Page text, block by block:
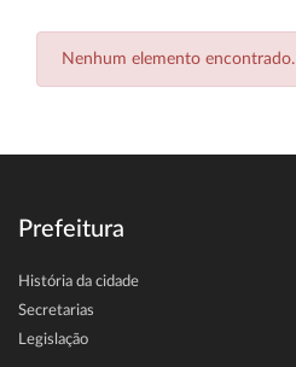
Nenhum elemento encontrado.
Prefeitura
História da cidade
Secretarias
Legislação